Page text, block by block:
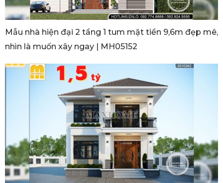
Mẫu nhà hiện đại 2 tầng 1 tum mặt tiền 9,6m đẹp mê,
nhìn là muốn xây ngay | MH05152